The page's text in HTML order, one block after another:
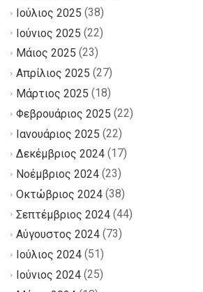
Ιούλιος 2025 (38)
Ιούνιος 2025 (22)
Μάιος 2025 (23)
Απρίλιος 2025 (27)
Μάρτιος 2025 (18)
Φεβρουάριος 2025 (22)
Ιανουάριος 2025 (22)
Δεκέμβριος 2024 (17)
Νοέμβριος 2024 (23)
Οκτώβριος 2024 (38)
Σεπτέμβριος 2024 (44)
Αύγουστος 2024 (73)
Ιούλιος 2024 (51)
Ιούνιος 2024 (25)